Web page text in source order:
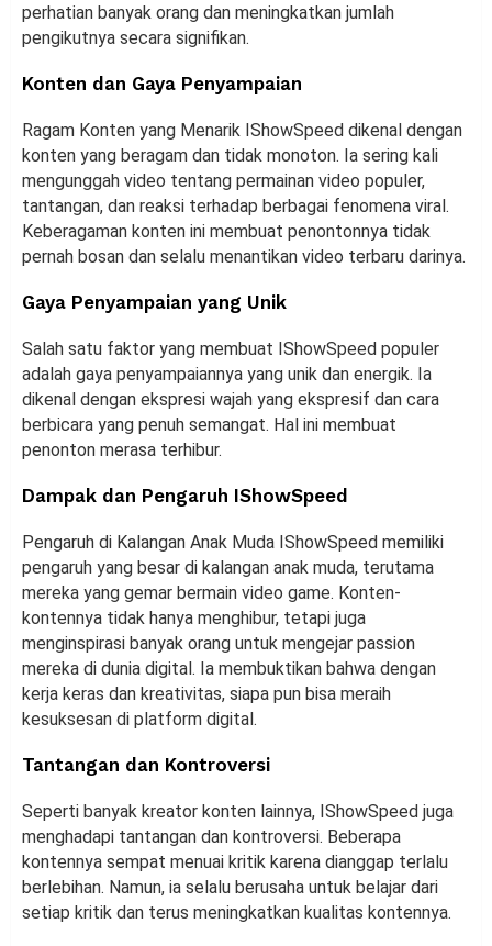
perhatian banyak orang dan meningkatkan jumlah
pengikutnya secara signifikan.
Konten dan Gaya Penyampaian
Ragam Konten yang Menarik IShowSpeed dikenal dengan
konten yang beragam dan tidak monoton. Ia sering kali
mengunggah video tentang permainan video populer,
tantangan, dan reaksi terhadap berbagai fenomena viral.
Keberagaman konten ini membuat penontonnya tidak
pernah bosan dan selalu menantikan video terbaru darinya.
Gaya Penyampaian yang Unik
Salah satu faktor yang membuat IShowSpeed populer
adalah gaya penyampaiannya yang unik dan energik. Ia
dikenal dengan ekspresi wajah yang ekspresif dan cara
berbicara yang penuh semangat. Hal ini membuat
penonton merasa terhibur.
Dampak dan Pengaruh IShowSpeed
Pengaruh di Kalangan Anak Muda IShowSpeed memiliki
pengaruh yang besar di kalangan anak muda, terutama
mereka yang gemar bermain video game. Konten-
kontennya tidak hanya menghibur, tetapi juga
menginspirasi banyak orang untuk mengejar passion
mereka di dunia digital. Ia membuktikan bahwa dengan
kerja keras dan kreativitas, siapa pun bisa meraih
kesuksesan di platform digital.
Tantangan dan Kontroversi
Seperti banyak kreator konten lainnya, IShowSpeed juga
menghadapi tantangan dan kontroversi. Beberapa
kontennya sempat menuai kritik karena dianggap terlalu
berlebihan. Namun, ia selalu berusaha untuk belajar dari
setiap kritik dan terus meningkatkan kualitas kontennya.